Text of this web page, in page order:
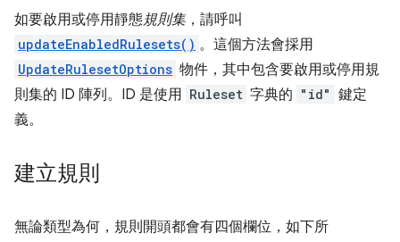
如要啟用或停用靜態規則集 ，請呼叫
updateEnabledRulesets() 。這個方法會採用
UpdateRulesetOptions 物件，其中包含要啟用或停用規
則集的 ID 陣列。ID 是使用 Ruleset 字典的 "id" 鍵定
義。
建立規則
無論類型為何，規則開頭都會有四個欄位，如下所